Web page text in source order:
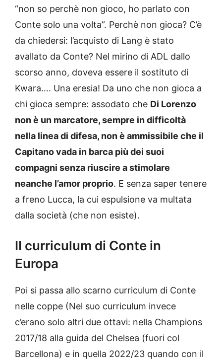
“non so perchè non gioco, ho parlato con
Conte solo una volta”. Perchè non gioca? C’è
da chiedersi: l’acquisto di Lang è stato
avallato da Conte? Nel mirino di ADL dallo
scorso anno, doveva essere il sostituto di
Kwara…. Una eresia! Da uno che non gioca a
chi gioca sempre: assodato che Di Lorenzo
non è un marcatore, sempre in difficoltà
nella linea di difesa, non è ammissibile che il
Capitano vada in barca più dei suoi
compagni senza riuscire a stimolare
neanche l’amor proprio. E senza saper tenere
a freno Lucca, la cui espulsione va multata
dalla società (che non esiste).
Il curriculum di Conte in
Europa
Poi si passa allo scarno curriculum di Conte
nelle coppe (Nel suo curriculum invece
c’erano solo altri due ottavi: nella Champions
2017/18 alla guida del Chelsea (fuori col
Barcellona) e in quella 2022/23 quando con il